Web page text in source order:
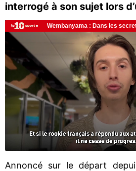
interrogé à son sujet lors
Annoncé sur le départ